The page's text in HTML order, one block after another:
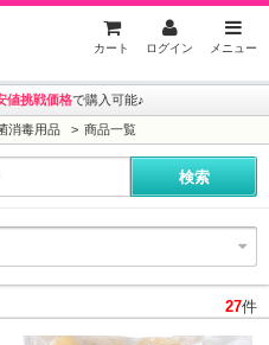
カート ログイン メニュー
値挑戦価格で購入可能♪
消毒用品 商品一覧
27件